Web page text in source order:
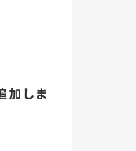
加しま